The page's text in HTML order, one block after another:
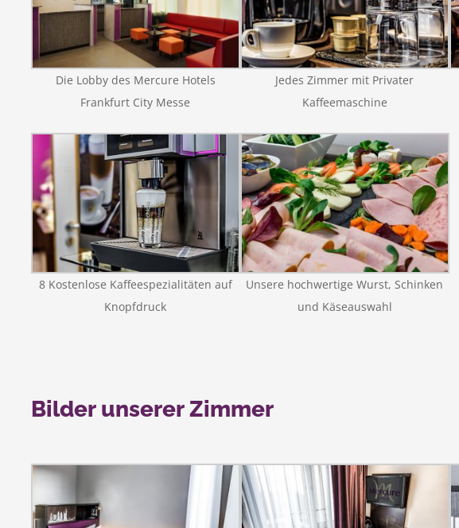
Die Lobby des Mercure Hotels
Frankfurt City Messe
Jedes Zimmer mit Privater
Kaffeemaschine
8 Kostenlose Kaffeespezialitäten auf
Knopfdruck
Unsere hochwertige Wurst, Schinken
und Käseauswahl
Bilder unserer Zimmer